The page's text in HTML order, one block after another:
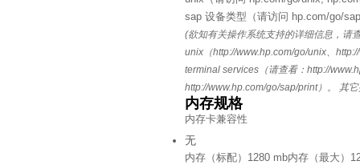
sap 设备类型（请访问 hp.com/go/
(欲知有关操作系统支持的详细信息，请
unix（http://www.hp.com/go/unix、
terminal services（请查看：http://
http://www.hp.com/go/sap/print）。 其
内存规格
内存卡兼容性
无
内存（标配） 1280 mb内存（最大）